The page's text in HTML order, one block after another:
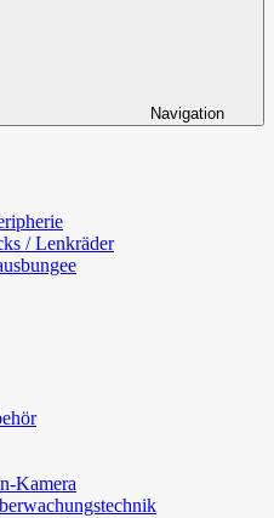
Navigation
/ Lenkräder
Kamera